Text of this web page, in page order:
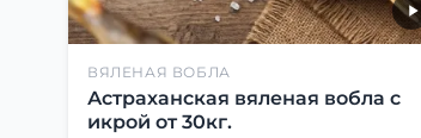
ВЯЛЕНАЯ ВОБЛА
Астраханская вяленая вобла с
икрой от 30кг.